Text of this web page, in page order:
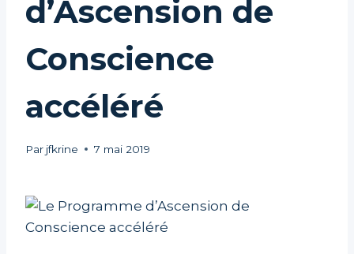
d’Ascension de
Conscience
accéléré
Par jfkrine 7 mai 2019